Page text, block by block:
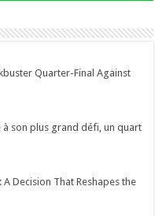
Quarter-Final Against
à son plus grand défi, un quart
A Decision That Reshapes the